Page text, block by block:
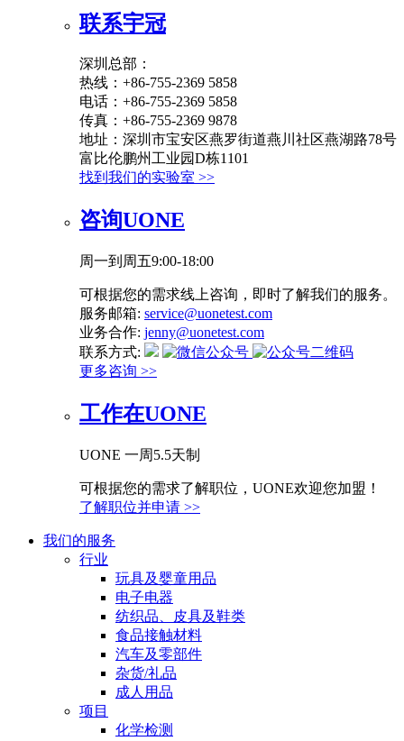
联系宇冠
深圳总部：
热线：+86-755-2369 5858
电话：+86-755-2369 5858
传真：+86-755-2369 9878
地址：深圳市宝安区燕罗街道燕川社区燕湖路78号
富比伦鹏州工业园D栋1101
找到我们的实验室 >>
咨询UONE
周一到周五9:00-18:00
可根据您的需求线上咨询，即时了解我们的服务。
服务邮箱: service@uonetest.com
业务合作: jenny@uonetest.com
联系方式:
更多咨询 >>
工作在UONE
UONE 一周5.5天制
可根据您的需求了解职位，UONE欢迎您加盟！
了解职位并申请 >>
我们的服务
行业
玩具及婴童用品
电子电器
纺织品、皮具及鞋类
食品接触材料
汽车及零部件
杂货/礼品
成人用品
项目
化学检测